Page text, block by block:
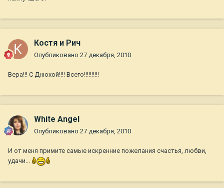
Костя и Рич
Опубликовано 27 декабря, 2010
Вера!!! С Днюхой!!!! Всего!!!!!!!!!!
White Angel
Опубликовано 27 декабря, 2010
И от меня примите самые искренние пожелания счастья, любви,
удачи...